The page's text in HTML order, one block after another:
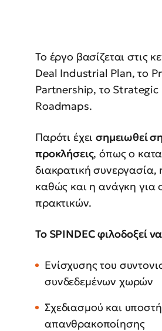
Το έργο βασίζεται στις
Deal Industrial Plan, το
Partnership, το Strategic
Roadmaps.
Παρότι έχεισημειωθεί
προκλήσεις, όπως ο
διακρατική
καθώς και η ανάγκη για
πρακτικών.
Το SPINDEC φιλοδοξεί
Ενίσχυσης του
συνδεδεμένων χωρών
Σχεδιασμού και
απανθρακοποίησης